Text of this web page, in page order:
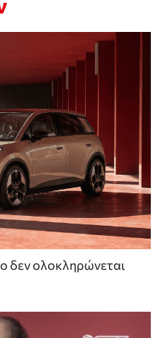
δεν ολοκληρώνεται